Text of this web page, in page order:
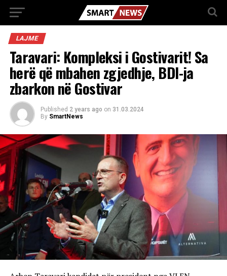
LAJME
Taravari: Kompleksi i Gostivarit! Sa
herë që mbahen zgjedhje, BDI-ja
zbarkon në Gostivar
Published 2 years ago on 31.03.2024
By SmartNews